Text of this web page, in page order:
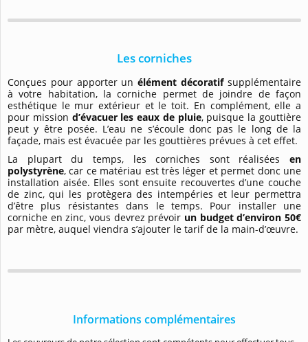
Les corniches
Conçues pour apporter unélément décoratifsupplémentaire
à votre habitation, la corniche permet de joindre de façon
esthétique le mur extérieur et le toit. En complément, elle a
pour mission d’évacuer les eaux de pluie, puisque la gouttière
peut y être posée. L’eau ne s’écoule donc pas le long de la
façade, mais est évacuée par les gouttières prévues à cet effet.
La plupart du temps, les corniches sont réalisées en
polystyrène, car ce matériau est très léger et permet donc une
installation aisée. Elles sont ensuite recouvertes d’une couche
de zinc, qui les protègera des intempéries et leur permettra
d’être plus résistantes dans le temps. Pour installer une
corniche en zinc, vous devrez prévoir un budget d’environ 50€
par mètre, auquel viendra s’ajouter le tarif de la main-d’œuvre.
Informations complémentaires